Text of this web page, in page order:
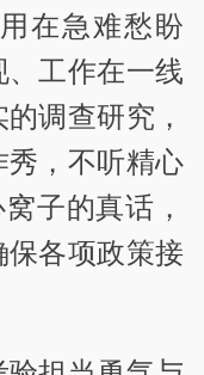
在急难愁盼
、工作在一线
调查研究，
秀，不听精心
子的真话，
各项政策接